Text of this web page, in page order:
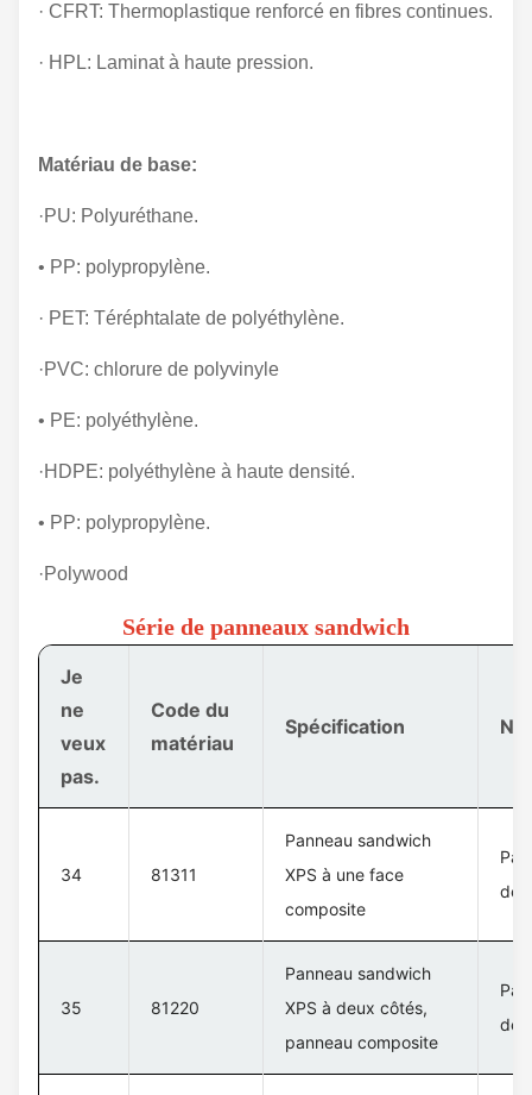
· CFRT: Thermoplastique renforcé en fibres continues.
· HPL: Laminat à haute pression.
Matériau de base:
·PU: Polyuréthane.
• PP: polypropylène.
· PET: Téréphtalate de polyéthylène.
·PVC: chlorure de polyvinyle
• PE: polyéthylène.
·HDPE: polyéthylène à haute densité.
• PP: polypropylène.
·Polywood
Série de panneaux sandwich
Je
ne
veux
pas.
Code du
matériau
Spécification
34 81311
Panneau sandwich
XPS à une face
composite
de
35 81220
Panneau sandwich
XPS à deux côtés,
panneau composite
de